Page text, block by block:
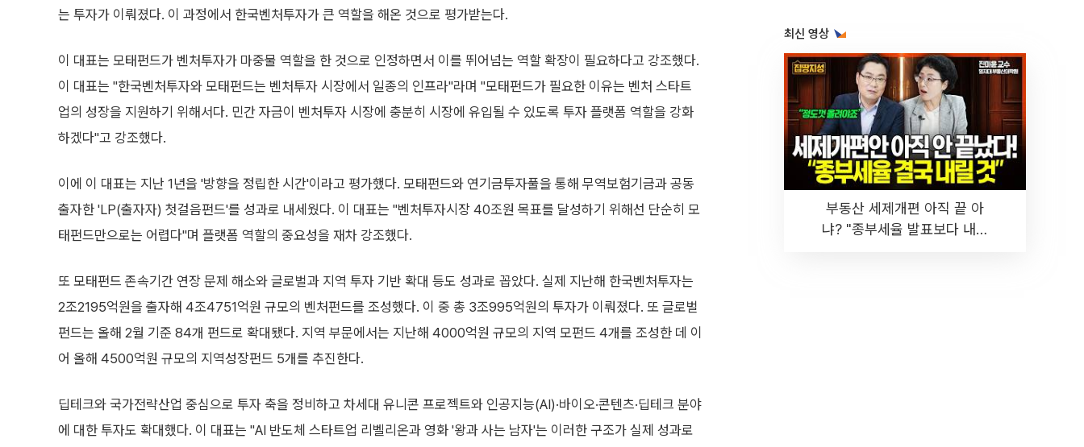
는 투자가 이뤄졌다. 이 과정에서 한국벤처투자가 큰 역할을 해온 것으로 평가받는다.
이 대표는 모태펀드가 벤처투자가 마중물 역할을 한 것으로 인정하면서 이를 뛰어넘는 역할 확장이 필요하다고 강조했다.
이 대표는 "한국벤처투자와 모태펀드는 벤처투자 시장에서 일종의 인프라"라며 "모태펀드가 필요한 이유는 벤처 스타트
업의 성장을 지원하기 위해서다. 민간 자금이 벤처투자 시장에 충분히 시장에 유입될 수 있도록 투자 플랫폼 역할을 강화
하겠다"고 강조했다.
이에 이 대표는 지난 1년을 '방향을 정립한 시간'이라고 평가했다. 모태펀드와 연기금투자풀을 통해 무역보험기금과 공동
출자한 'LP(출자자) 첫걸음펀드'를 성과로 내세웠다. 이 대표는 "벤처투자시장 40조원 목표를 달성하기 위해선 단순히 모
태펀드만으로는 어렵다"며 플랫폼 역할의 중요성을 재차 강조했다.
또 모태펀드 존속기간 연장 문제 해소와 글로벌과 지역 투자 기반 확대 등도 성과로 꼽았다. 실제 지난해 한국벤처투자는
2조2195억원을 출자해 4조4751억원 규모의 벤처펀드를 조성했다. 이 중 총 3조995억원의 투자가 이뤄졌다. 또 글로벌
펀드는 올해 2월 기준 84개 펀드로 확대됐다. 지역 부문에서는 지난해 4000억원 규모의 지역 모펀드 4개를 조성한 데 이
어 올해 4500억원 규모의 지역성장펀드 5개를 추진한다.
딥테크와 국가전략산업 중심으로 투자 축을 정비하고 차세대 유니콘 프로젝트와 인공지능(AI)·바이오·콘텐츠·딥테크 분야
에 대한 투자도 확대했다. 이 대표는 "AI 반도체 스타트업 리벨리온과 영화 '왕과 사는 남자'는 이러한 구조가 실제 성과로
최신 영상
부동산 세제개편 아직 끝 아
냐? "종부세율 발표보다 내릴